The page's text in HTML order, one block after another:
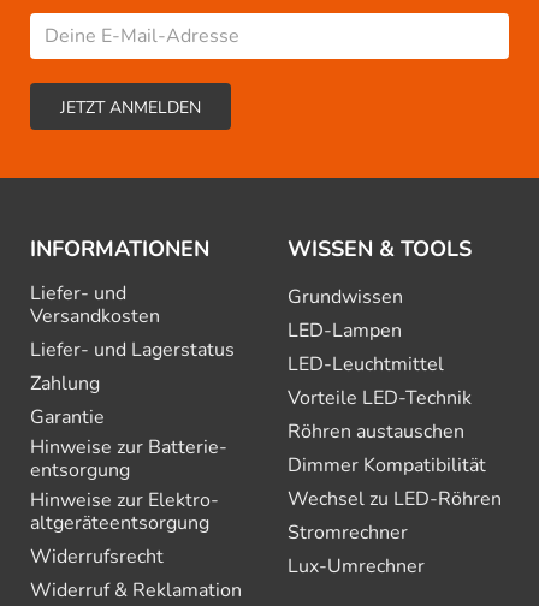
INFORMATIONEN
Liefer- und
Versandkosten
Liefer- und Lagerstatus
Zahlung
Garantie
Hinweise zur Batterie­
entsorgung
Hinweise zur Elektro­
altgeräte­entsorgung
Widerrufsrecht
Widerruf & Reklamation
WISSEN & TOOLS
Grundwissen
LED-Lampen
LED-Leuchtmittel
Vorteile LED-Technik
Röhren austauschen
Dimmer Kompatibilität
Wechsel zu LED-Röhren
Stromrechner
Lux-Umrechner